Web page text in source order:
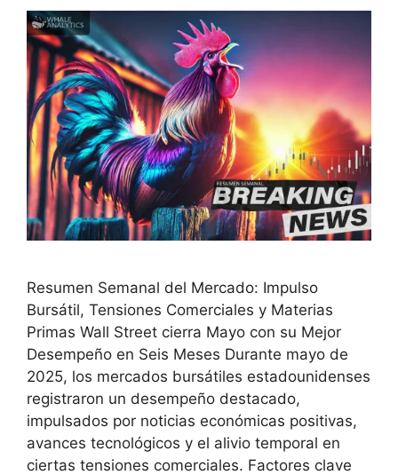
Resumen Semanal del Mercado: Impulso
Bursátil, Tensiones Comerciales y Materias
Primas Wall Street cierra Mayo con su Mejor
Desempeño en Seis Meses Durante mayo de
2025, los mercados bursátiles estadounidenses
registraron un desempeño destacado,
impulsados por noticias económicas positivas,
avances tecnológicos y el alivio temporal en
ciertas tensiones comerciales. Factores clave